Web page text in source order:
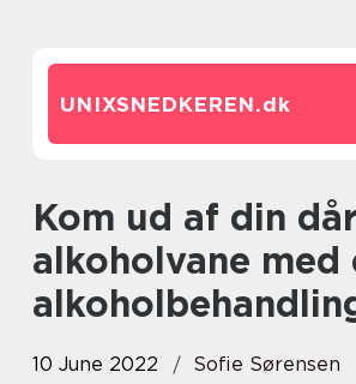
UNIXSNEDKEREN.dk
Kom ud af din dårlige
alkoholvane med
10 June 2022
Sofie Sørensen